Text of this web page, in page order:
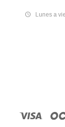
Lunes a